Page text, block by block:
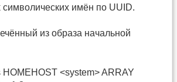
символических имён по UUID.
из образа начальной
<system> ARRAY